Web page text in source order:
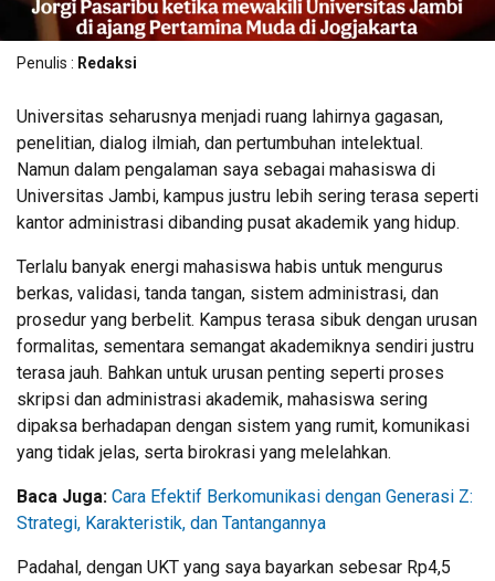
Penulis : Redaksi
Universitas seharusnya menjadi ruang lahirnya gagasan,
penelitian, dialog ilmiah, dan pertumbuhan intelektual.
Namun dalam pengalaman saya sebagai mahasiswa di
Universitas Jambi, kampus justru lebih sering terasa seperti
kantor administrasi dibanding pusat akademik yang hidup.
Terlalu banyak energi mahasiswa habis untuk mengurus
berkas, validasi, tanda tangan, sistem administrasi, dan
prosedur yang berbelit. Kampus terasa sibuk dengan urusan
formalitas, sementara semangat akademiknya sendiri justru
terasa jauh. Bahkan untuk urusan penting seperti proses
skripsi dan administrasi akademik, mahasiswa sering
dipaksa berhadapan dengan sistem yang rumit, komunikasi
yang tidak jelas, serta birokrasi yang melelahkan.
Baca Juga: Cara Efektif Berkomunikasi dengan Generasi Z:
Strategi, Karakteristik, dan Tantangannya
Padahal, dengan UKT yang saya bayarkan sebesar Rp4,5